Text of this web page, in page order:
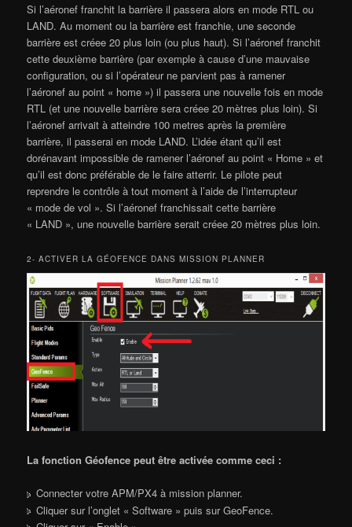
Si l’aéronef franchit la barrière il passera alors en mode RTL ou
LAND. Au moment ou la barrière est franchie, une seconde
barrière est créee 20 plus loin (ou plus haut). Si l’aéronef franchit
cette deuxième barrière (par exemple à cause d’une mauvaise
configuration, ou si l’opérateur ne parvient pas à ramener
l’aéronef au point « home ») il passera une nouvelle fois en mode
RTL (et une nouvelle barrière sera créee 20 mètres plus loin). Si
l’aéronef arrivait à atteindre 100 metres après la première
barrière, il passerai en mode LAND. L’idée étant qu’il est
dorénavant impossible de ramener l’aéronef au point « Home » et
qu’il est donc préférable de le faire atterrir. Le pilote peut
reprendre le contrôle à tout moment à l’aide de l’interrupteur
« mode de vol ». Si l’aéronef franchissait cette barrière
« LAND », une nouvelle barrière serait créee 20 mètres plus loin.
2- ACTIVER LA GÉOFENCE DANS MISSION PLANNER
La fonction Géofence peut être activée comme ceci :
Connecter votre APM/PX4 à mission planner.
Cliquer sur l’onglet « Software » puis sur GeoFence.